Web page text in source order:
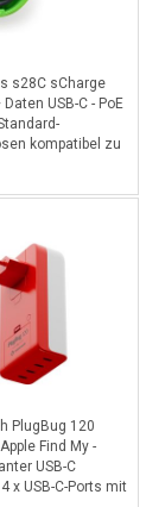
s28C sCharge
Daten USB-C - PoE
kompatibel zu
PlugBug 120
Find My -
USB-C
x USB-C-Ports mit